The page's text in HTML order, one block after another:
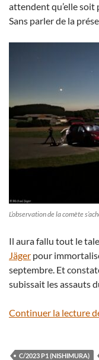
attendent qu’elle soit
Sans parler de la
L’observation de la comète
Il aura fallu tout le
Jäger pour
septembre. Et
subissait les assauts
Continuer la lecture
C/2023 P1 (NISHIMURA)